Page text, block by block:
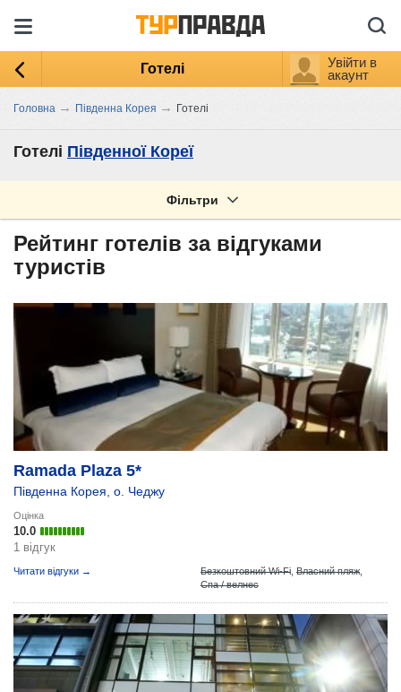
Готелі
Увійти в
акаунт
Головна → Південна Корея → Готелі
Готелі Південної Кореї
Фільтри
Рейтинг готелів за відгуками
туристів
Ramada Plaza 5*
Південна Корея о. Чеджу
Оцінка
10.0
1 відгук
Читати відгуки → Безкоштовний Wi-Fi Власний пляж
Спа / велнес